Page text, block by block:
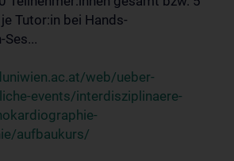
Tutor:in bei Hands-
web/ueber-
events/interdisziplinaere-
aufbaukurs/